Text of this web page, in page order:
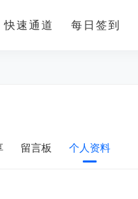
快速通道 每日签到
留言板 个人资料